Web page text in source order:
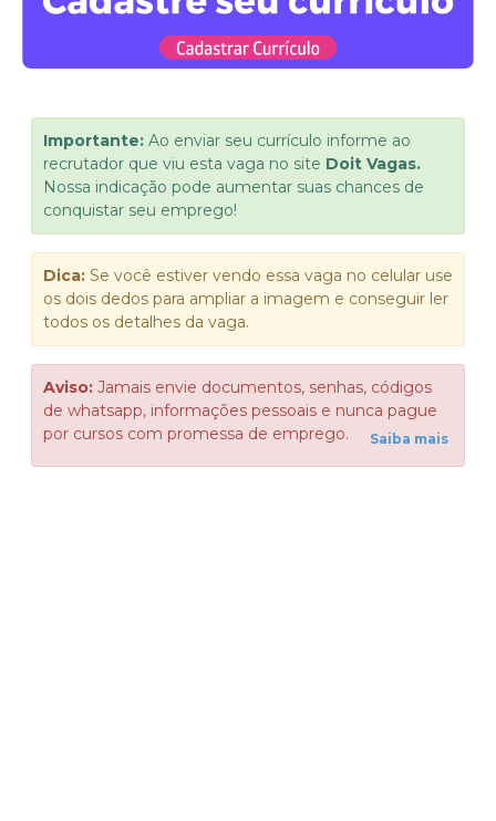
Importante: Ao enviar seu currículo informe ao
recrutador que viu esta vaga no site Doit Vagas.
Nossa indicação pode aumentar suas chances de
conquistar seu emprego!
Dica: Se você estiver vendo essa vaga no celular use
os dois dedos para ampliar a imagem e conseguir ler
todos os detalhes da vaga.
Aviso: Jamais envie documentos, senhas, códigos
de whatsapp, informações pessoais e nunca pague
por cursos com promessa de emprego.
Saiba mais